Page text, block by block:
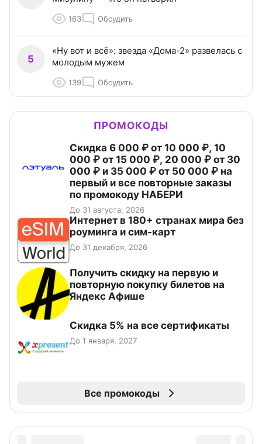
163 Обсудить
5
«Ну вот и всё»: звезда «Дома-2» развелась с
молодым мужем
139 Обсудить
ПРОМОКОДЫ
Скидка 6 000 ₽ от 10 000 ₽, 10
000 ₽ от 15 000 ₽, 20 000 ₽ от 30
000 ₽ и 35 000 ₽ от 50 000 ₽ на
первый и все повторные заказы
по промокоду НАБЕРИ
До 31 августа, 2026
Интернет в 180+ странах мира без
роуминга и сим-карт
До 31 декабря, 2026
Получить скидку на первую и
повторную покупку билетов на
Яндекс Афише
Скидка 5% на все сертификаты
До 1 января, 2027
Все промокоды